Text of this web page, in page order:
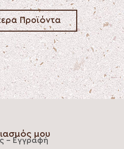
Προϊόντα
μου
– Εγγραφή